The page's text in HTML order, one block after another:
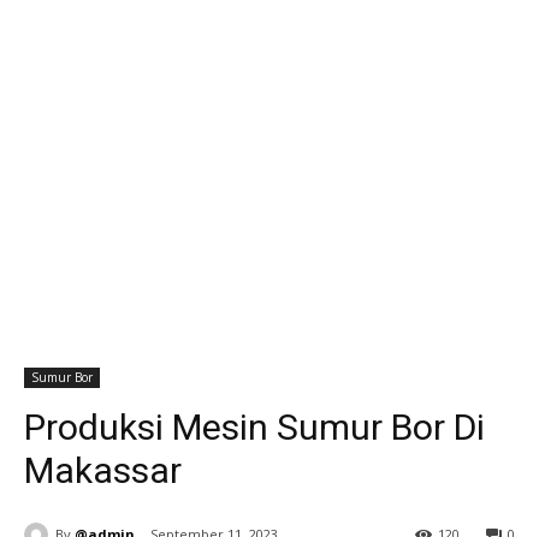
Sumur Bor
Produksi Mesin Sumur Bor Di
Makassar